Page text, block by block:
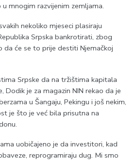
mnogim razvijenim zemljama.
nekoliko mjeseci plasiraju
Srpska bankrotirati, zbog
da će se to prije destiti Njemačkoj
Srpske da na tržištima kapitala
Dodik je za magazin NIN rekao da je
u Šangaju, Pekingu i još nekim,
je što je već bila prisutna na
uobičajeno je da investitori, kad
reprogramiraju dug. Mi smo